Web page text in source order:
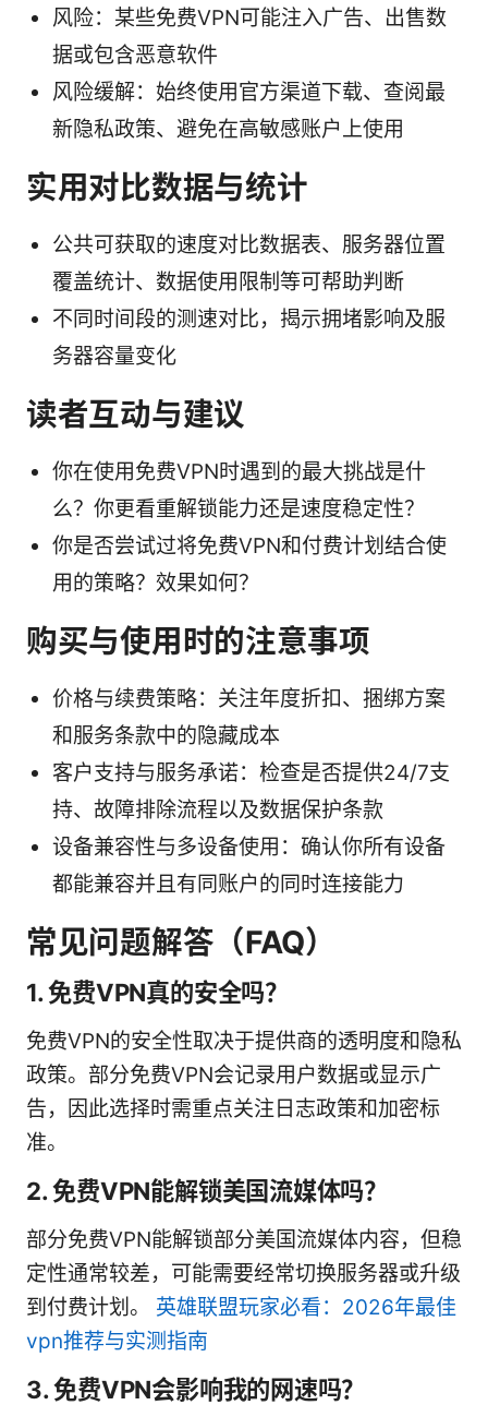
风险：某些免费VPN可能注入广告、出售数
据或包含恶意软件
风险缓解：始终使用官方渠道下载、查阅最
新隐私政策、避免在高敏感账户上使用
实用对比数据与统计
公共可获取的速度对比数据表、服务器位置
覆盖统计、数据使用限制等可帮助判断
不同时间段的测速对比，揭示拥堵影响及服
务器容量变化
读者互动与建议
你在使用免费VPN时遇到的最大挑战是什
么？你更看重解锁能力还是速度稳定性？
你是否尝试过将免费VPN和付费计划结合使
用的策略？效果如何？
购买与使用时的注意事项
价格与续费策略：关注年度折扣、捆绑方案
和服务条款中的隐藏成本
客户支持与服务承诺：检查是否提供24/7支
持、故障排除流程以及数据保护条款
设备兼容性与多设备使用：确认你所有设备
都能兼容并且有同账户的同时连接能力
常见问题解答（FAQ）
1. 免费VPN真的安全吗？
免费VPN的安全性取决于提供商的透明度和隐私
政策。部分免费VPN会记录用户数据或显示广
告，因此选择时需重点关注日志政策和加密标
准。
2. 免费VPN能解锁美国流媒体吗？
部分免费VPN能解锁部分美国流媒体内容，但稳
定性通常较差，可能需要经常切换服务器或升级
到付费计划。 英雄联盟玩家必看：2026年最佳
vpn推荐与实测指南
3. 免费VPN会影响我的网速吗？